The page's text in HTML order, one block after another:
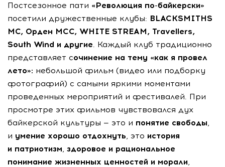
Постсезонное пати «Революция по-байкерски»
посетили дружественные клубы: BLACKSMITHS
MC, Орден МСС, WHITE STREAM, Travellers,
South Wind и другие. Каждый клуб традиционно
представляет сочинение на тему «как я провел
лето»: небольшой фильм (видео или подборку
фотографий) с самыми яркими моментами
проведенных мероприятий и фестивалей. При
просмотре этих фильмов чувствовался дух
байкерской культуры — это и понятие свободы,
и умение хорошо отдохнуть, это история
и патриотизм, здоровое и рациональное
понимание жизненных ценностей и морали,